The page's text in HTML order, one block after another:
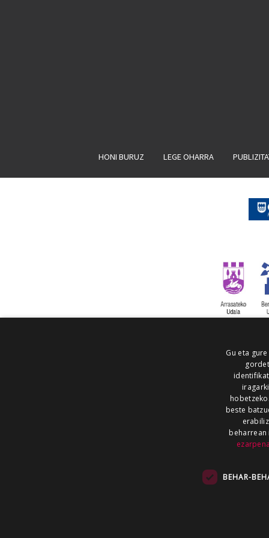
HONI BURUZ LEGE OHARRA
ALEA
NOAUA
Gu eta
hobetzeko.
beste
beharrean
BEHAR-